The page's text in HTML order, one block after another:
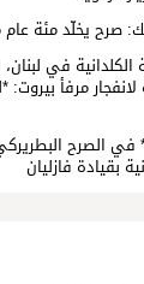
صرح يخلّد مئة عام
في
مرفأ بيروت:
الصرح
بقيادة فازليان